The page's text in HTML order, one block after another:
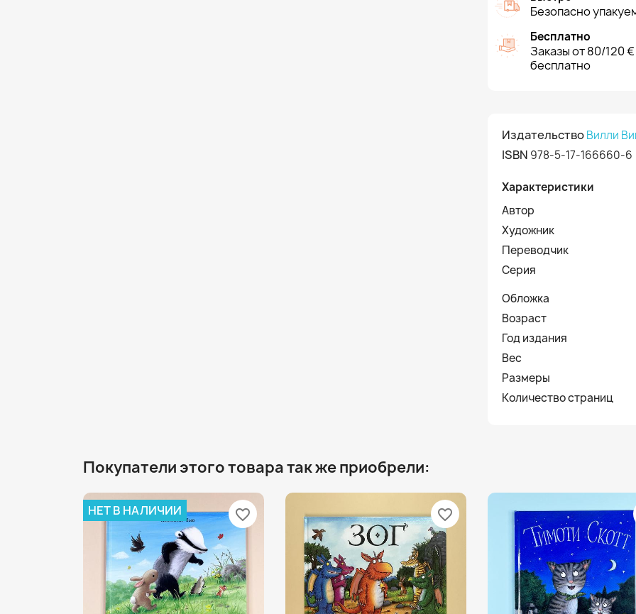
Безопасно
Бесплатно
Заказы от 80/120
бесплатно
ИздательствоВилли
ISBN 978-5-17-166660-6
Характеристики
Автор
Художник
Переводчик
Серия
Обложка
Возраст
Год издания
Вес
Размеры
Количество страниц
Покупатели этого товара так же приобрели:
НЕТ В НАЛИЧИИ favorite_border favorite_border